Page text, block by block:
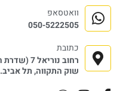
וואטסאפ
050-5222505
כתובת
רחוב נוריאל 7 (שדרת הבשר)
שוק התקווה, תל אביב.